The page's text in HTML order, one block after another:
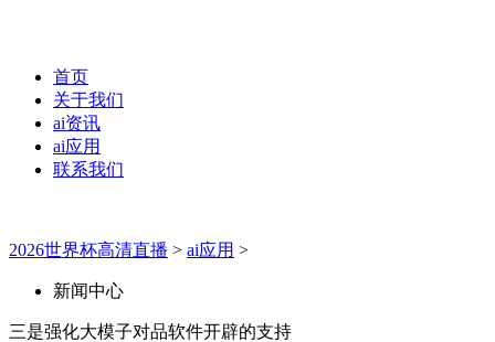
首页
关于我们
ai资讯
ai应用
联系我们
2026世界杯高清直播 > ai应用 >
新闻中心
三是强化大模子对品软件开辟的支持